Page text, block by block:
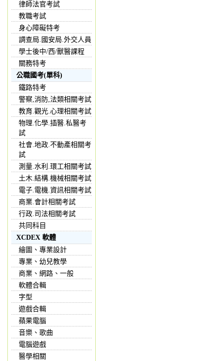
律師法官考試
教職考試
身心障礙特考
調查局.國安局.外交人員
學士後中/西/獸醫課程
關務特考
公職國考(單科)
鐵路特考
警察,消防,法類相關考試
教育.觀光.心理相關考試
物理.化學.插醫.私醫考
試
社會.地政.不動產相關考
試
測量.水利.環工相關考試
土木.結構.機械相關考試
電子.電機.資訊相關考試
商業.會計相關考試
行政.司法相關考試
共同科目
XCDEX 軟體
繪圖、專業設計
專業、幼兒教學
商業、網路、一般
軟體合輯
字型
遊戲合輯
蘋果電腦
音樂、歌曲
電腦遊戲
醫學相關